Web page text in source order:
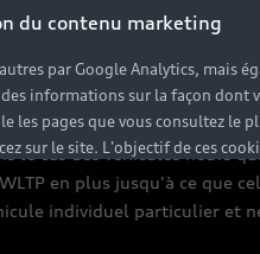
de CO2. À partir du
la consommation de
l'utilisation des
à cet égard.
cas des véhicules neufs
en plus jusqu'à ce que
individuel particulier
du contenu marketing
par Google Analytics, mais
informations sur la façon dont
les pages que vous consultez le
sur le site. L'objectif de ces
(plus pertinent pour vous et
mesurer et contrôler l'efficacité